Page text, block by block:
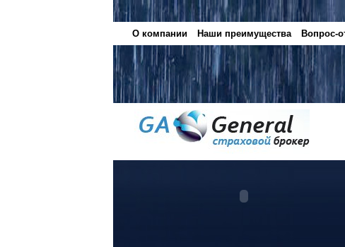
О компании Наши преимущества Вопрос-